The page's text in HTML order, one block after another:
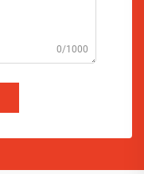
0/1000